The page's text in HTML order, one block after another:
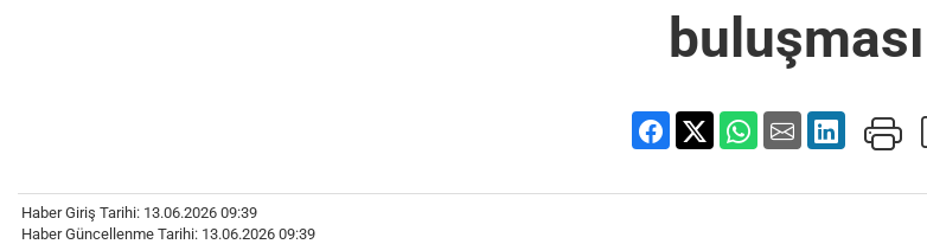
buluşması
Haber Giriş Tarihi: 13.06.2026 09:39
Haber Güncellenme Tarihi: 13.06.2026 09:39